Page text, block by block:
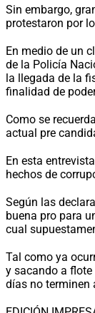
Sin embargo,
protestaron por
En medio de un
de la Policía
la llegada de la
finalidad de
Como se
actual pre
En esta
hechos de
Según las
buena pro para
cual
Tal como ya
y sacando a
días no terminen